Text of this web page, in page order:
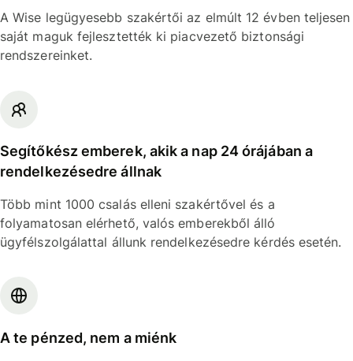
A Wise legügyesebb szakértői az elmúlt 12 évben teljesen
saját maguk fejlesztették ki piacvezető biztonsági
rendszereinket.
Segítőkész emberek, akik a nap 24 órájában a
rendelkezésedre állnak
Több mint 1000 csalás elleni szakértővel és a
folyamatosan elérhető, valós emberekből álló
ügyfélszolgálattal állunk rendelkezésedre kérdés esetén.
A te pénzed, nem a miénk